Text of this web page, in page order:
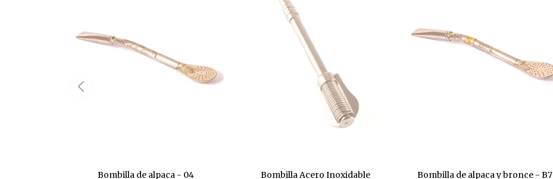
Bombilla de alpaca - 04 Bombilla Acero Inoxidable Bombilla de alpaca y bronce - B7